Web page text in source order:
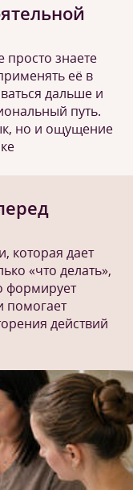
которая дает
«что делать»,
формирует
помогает
действий
знаете
её в
дальше и
путь.
но и ощущение